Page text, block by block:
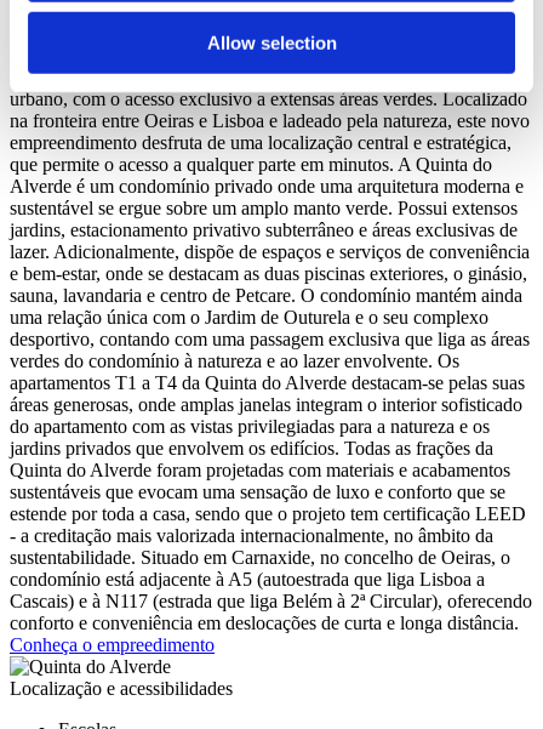
Allow selection
1 a 4 Quartos desde 435.000 €
A Quinta do Alverde é um condomínio privado de 4.600 m2,
composto por 2 edifícios residenciais e um conjunto exclusivo de
amenities que conjugam a facilidade e o conforto do estilo de vida
urbano, com o acesso exclusivo a extensas áreas verdes. Localizado
na fronteira entre Oeiras e Lisboa e ladeado pela natureza, este novo
empreendimento desfruta de uma localização central e estratégica,
que permite o acesso a qualquer parte em minutos. A Quinta do
Alverde é um condomínio privado onde uma arquitetura moderna e
sustentável se ergue sobre um amplo manto verde. Possui extensos
jardins, estacionamento privativo subterrâneo e áreas exclusivas de
lazer. Adicionalmente, dispõe de espaços e serviços de conveniência
e bem-estar, onde se destacam as duas piscinas exteriores, o ginásio,
sauna, lavandaria e centro de Petcare. O condomínio mantém ainda
uma relação única com o Jardim de Outurela e o seu complexo
desportivo, contando com uma passagem exclusiva que liga as áreas
verdes do condomínio à natureza e ao lazer envolvente. Os
apartamentos T1 a T4 da Quinta do Alverde destacam-se pelas suas
áreas generosas, onde amplas janelas integram o interior sofisticado
do apartamento com as vistas privilegiadas para a natureza e os
jardins privados que envolvem os edifícios. Todas as frações da
Quinta do Alverde foram projetadas com materiais e acabamentos
sustentáveis que evocam uma sensação de luxo e conforto que se
estende por toda a casa, sendo que o projeto tem certificação LEED
- a creditação mais valorizada internacionalmente, no âmbito da
sustentabilidade. Situado em Carnaxide, no concelho de Oeiras, o
condomínio está adjacente à A5 (autoestrada que liga Lisboa a
Cascais) e à N117 (estrada que liga Belém à 2ª Circular), oferecendo
conforto e conveniência em deslocações de curta e longa distância.
Conheça o empreedimento
Localização e acessibilidades